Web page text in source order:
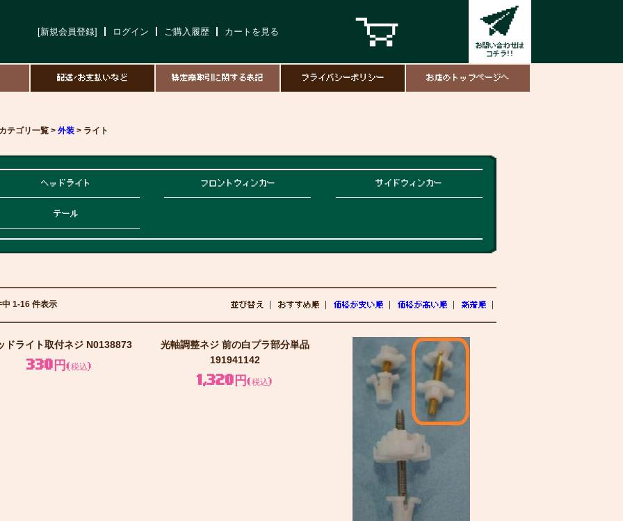
[新規会員登録] ログイン ご購入履歴 カートを見る
配送/お支払いなど 特定商取引に関する表記 プライバシーポリシー お店のトップページへ
テゴリ一覧 > 外装 > ライト
ヘッドライト フロントウィンカー サイドウィンカー
テール
並び替え おすすめ順 価格が安い順 価格が高い順 新着順
中 1-16 件表示
ドライト取付ネジ N0138873
330円(税込)
光軸調整ネジ 前の白プラ部分単品
191941142
1,320円(税込)